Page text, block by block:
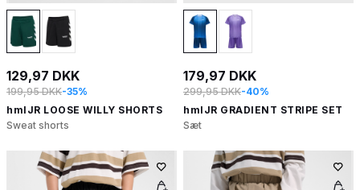
129,97 DKK
199,95 DKK-35%
hmlJR LOOSE WILLY SHORTS
Sweat shorts
179,97 DKK
299,95 DKK-40%
hmlJR GRADIENT STRIPE SET
Sæt